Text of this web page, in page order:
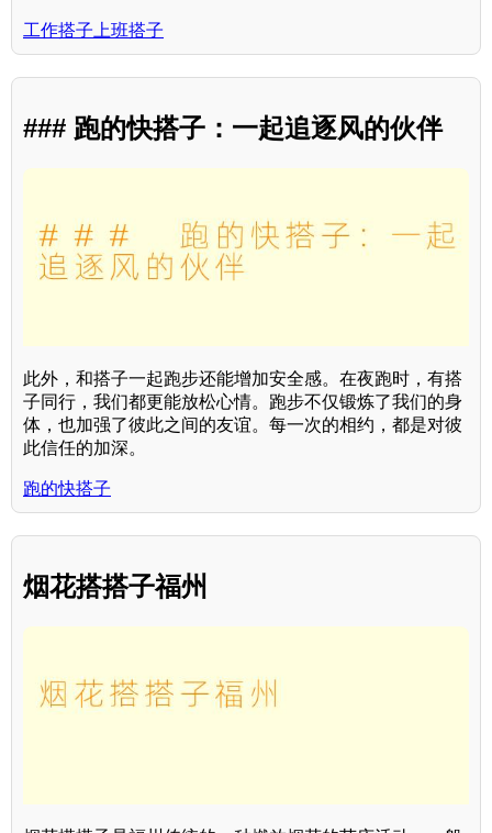
工作搭子上班搭子
### 跑的快搭子：一起追逐风的伙伴
此外，和搭子一起跑步还能增加安全感。在夜跑时，有搭
子同行，我们都更能放松心情。跑步不仅锻炼了我们的身
体，也加强了彼此之间的友谊。每一次的相约，都是对彼
此信任的加深。
跑的快搭子
烟花搭搭子福州